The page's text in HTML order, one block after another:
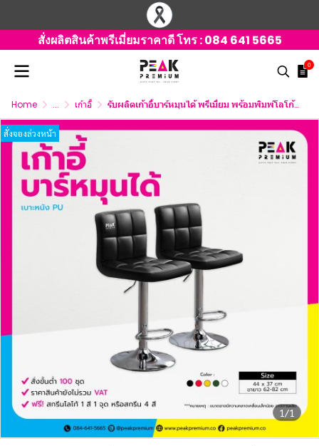
สั่งผลิตสินค้าพรีเมี่ยมราคาดี โทร :084 641 5665
0
Home ... เก้าอี้ รับผลิตเก้าอี้บาร์หมุนได้ พรีเมี่ยม พร้อมพิมพ์โลโก้แบรนด์
1/1
สั่งจองล่วงหน้า